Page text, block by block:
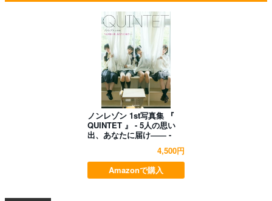
ノンレゾン 1st写真集 『
QUINTET 』 - 5人の思い
出、あなたに届け―― -
4,500円
Amazonで購入